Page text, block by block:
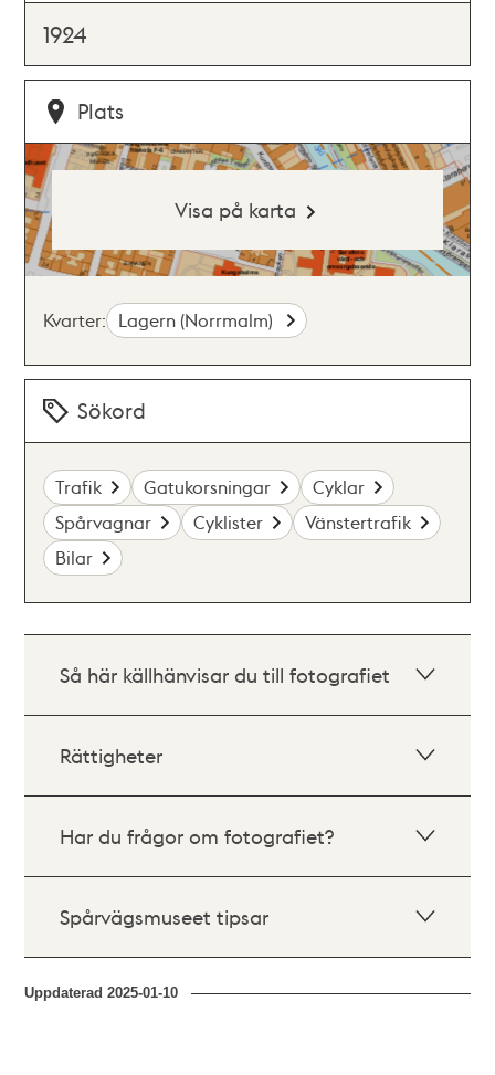
1924
Plats
Visa på karta
Kvarter: Lagern (Norrmalm)
Sökord
Trafik Gatukorsningar
Cyklar
Spårvagnar
Cyklister
Vänstertrafik
Bilar
Så här källhänvisar du till fotografiet
Rättigheter
Har du frågor om fotografiet?
Spårvägsmuseet tipsar
Uppdaterad2025-01-10